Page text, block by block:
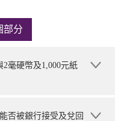
部分
毫硬幣及1,000元紙
否被銀行接受及兌回